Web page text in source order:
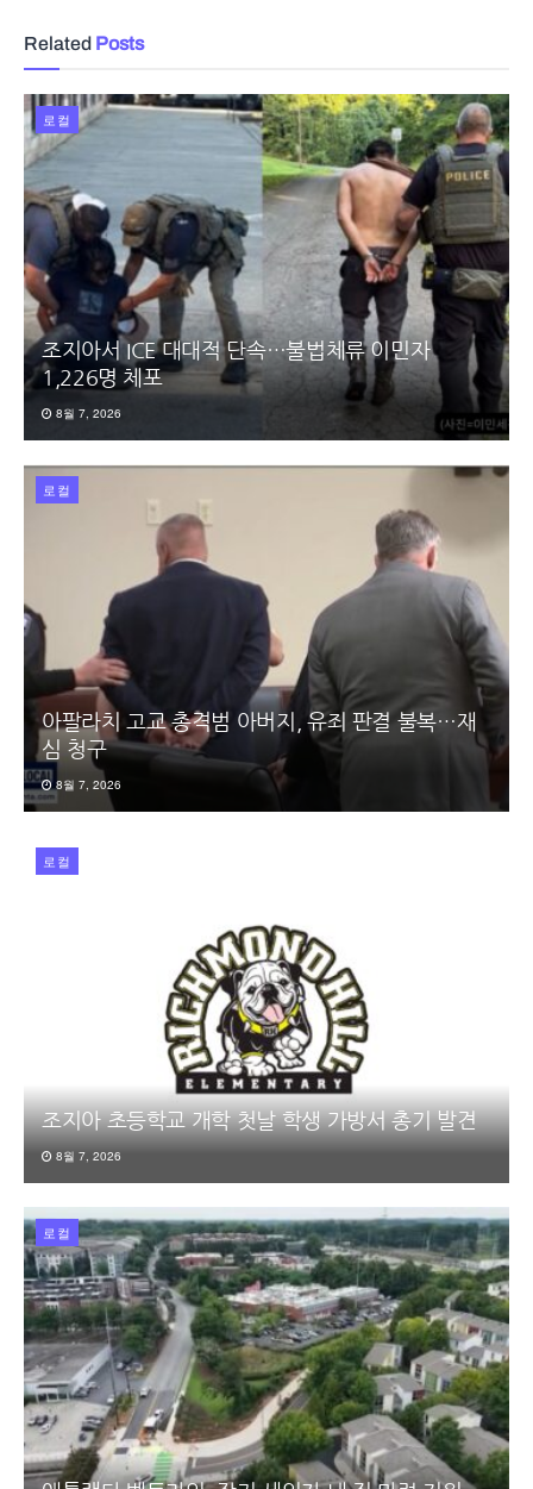
Related Posts
로컬
조지아서 ICE 대대적 단속…불법체류 이민자
1,226명 체포
8월 7, 2026
로컬
아팔라치 고교 총격범 아버지, 유죄 판결 불복…재
심 청구
8월 7, 2026
로컬
조지아 초등학교 개학 첫날 학생 가방서 총기 발견
8월 7, 2026
로컬